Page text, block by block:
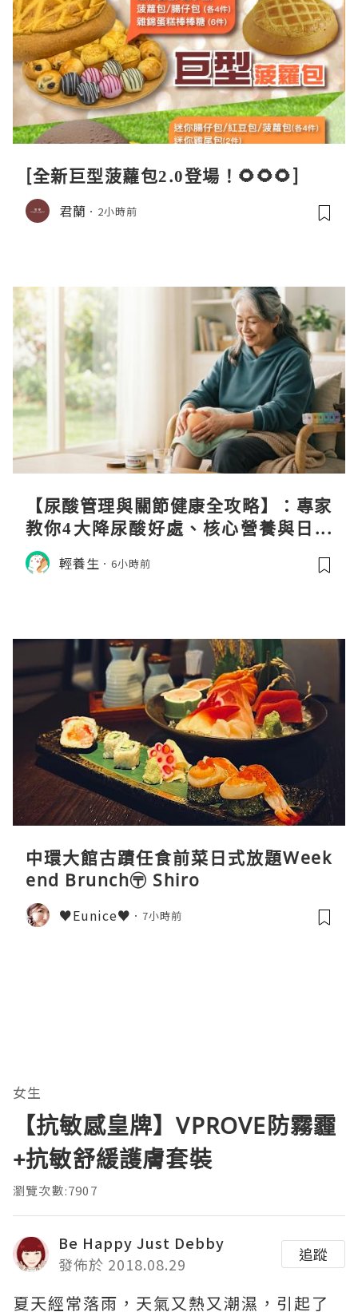
[全新巨型菠蘿包2.0登場！🌻🌻🌻]
君蘭 2小時前
【尿酸管理與關節健康全攻略】：專家
教你4大降尿酸好處、核心營養與日常
飲食調理秘訣
輕養生 6小時前
中環大館古蹟任食前菜日式放題Week
end Brunch〶 Shiro
♥Eunice♥ 7小時前
女生
【抗敏感皇牌】VPROVE防霧霾
+抗敏舒緩護膚套裝
瀏覽次數:7907
Be Happy Just Debby
發佈於 2018.08.29
追蹤
夏天經常落雨，天氣又熱又潮濕，引起了